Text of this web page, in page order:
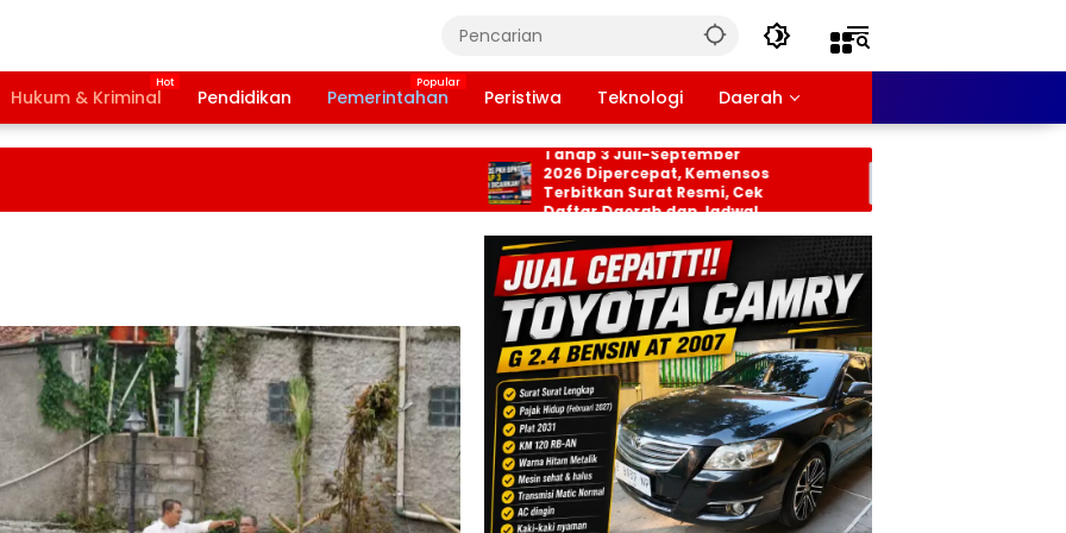
Hukum & Kriminal Pendidikan Pemerintahan Peristiwa Teknologi Daerah
Bansos PKH dan BPNT
Tahap 3 Juli-September
2026 Dipercepat, Kemensos
Terbitkan Surat Resmi, Cek
Daftar Daerah dan Jadwal
Persiapan HUT RI ke-81
Tingkat Kecamatan
di Desa Cimulang,